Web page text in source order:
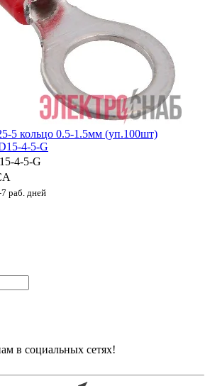
5 кольцо 0.5-1.5мм (уп.100шт)
4-5-G
4-5-G
раб. дней
в социальных сетях!